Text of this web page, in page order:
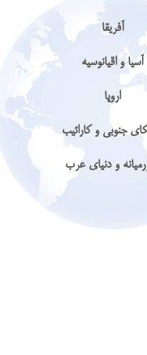
آفریقا
آسیا و اقیانوسیه
اروپا
جنوبی و کارائیب
و دنیای عرب